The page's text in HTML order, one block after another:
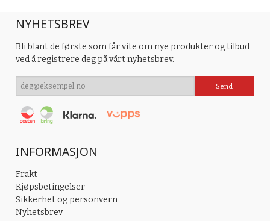
NYHETSBREV
Bli blant de første som får vite om nye produkter og tilbud
ved å registrere deg på vårt nyhetsbrev.
INFORMASJON
Frakt
Kjøpsbetingelser
Sikkerhet og personvern
Nyhetsbrev